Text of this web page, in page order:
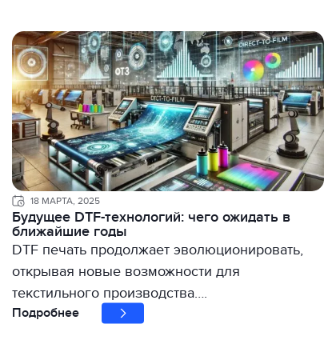
18 МАРТА, 2025
Будущее DTF-технологий: чего ожидать в
ближайшие годы
DTF печать продолжает эволюционировать,
открывая новые возможности для
текстильного производства….
Подробнее